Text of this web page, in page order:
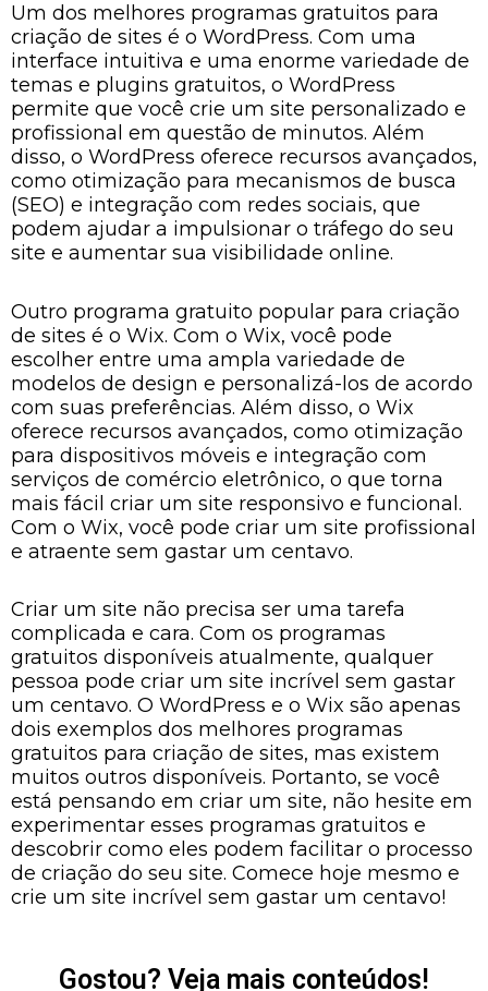
Um dos melhores programas gratuitos para
criação de sites é o WordPress. Com uma
interface intuitiva e uma enorme variedade de
temas e plugins gratuitos, o WordPress
permite que você crie um site personalizado e
profissional em questão de minutos. Além
disso, o WordPress oferece recursos avançados,
como otimização para mecanismos de busca
(SEO) e integração com redes sociais, que
podem ajudar a impulsionar o tráfego do seu
site e aumentar sua visibilidade online.
Outro programa gratuito popular para criação
de sites é o Wix. Com o Wix, você pode
escolher entre uma ampla variedade de
modelos de design e personalizá-los de acordo
com suas preferências. Além disso, o Wix
oferece recursos avançados, como otimização
para dispositivos móveis e integração com
serviços de comércio eletrônico, o que torna
mais fácil criar um site responsivo e funcional.
Com o Wix, você pode criar um site profissional
e atraente sem gastar um centavo.
Criar um site não precisa ser uma tarefa
complicada e cara. Com os programas
gratuitos disponíveis atualmente, qualquer
pessoa pode criar um site incrível sem gastar
um centavo. O WordPress e o Wix são apenas
dois exemplos dos melhores programas
gratuitos para criação de sites, mas existem
muitos outros disponíveis. Portanto, se você
está pensando em criar um site, não hesite em
experimentar esses programas gratuitos e
descobrir como eles podem facilitar o processo
de criação do seu site. Comece hoje mesmo e
crie um site incrível sem gastar um centavo!
Gostou? Veja mais conteúdos!